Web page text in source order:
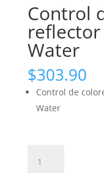
Control
Water
$303.90
Control de
Water